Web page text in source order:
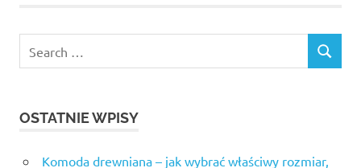
OSTATNIE WPISY
Komoda drewniana – jak wybrać właściwy rozmiar,